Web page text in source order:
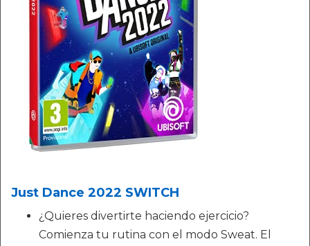
Just Dance 2022 SWITCH
¿Quieres divertirte haciendo ejercicio?
Comienza tu rutina con el modo Sweat. El